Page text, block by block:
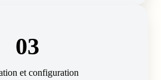
03
et configuration